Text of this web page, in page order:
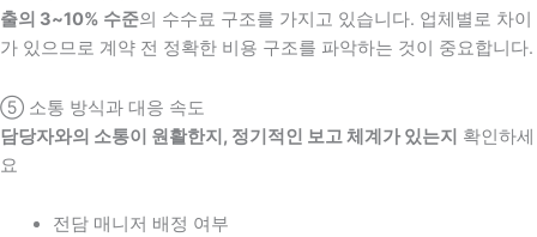
출의 3~10% 수준의 수수료 구조를 가지고 있습니다. 업체별로 차이
가 있으므로 계약 전 정확한 비용 구조를 파악하는 것이 중요합니다.
⑤ 소통 방식과 대응 속도
담당자와의 소통이 원활한지, 정기적인 보고 체계가 있는지 확인하세
요
전담 매니저 배정 여부